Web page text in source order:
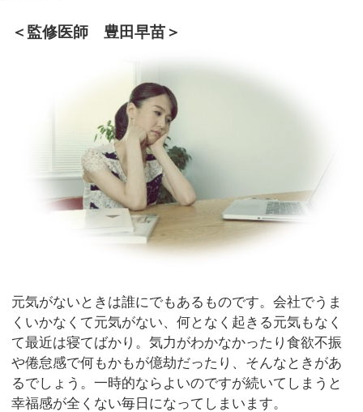
＜監修医師 豊田早苗＞
元気がないときは誰にでもあるものです。会社でうま
くいかなくて元気がない、何となく起きる元気もなく
て最近は寝てばかり。気力がわかなかったり食欲不振
や倦怠感で何もかもが億劫だったり、そんなときがあ
るでしょう。一時的ならよいのですが続いてしまうと
幸福感が全くない毎日になってしまいます。